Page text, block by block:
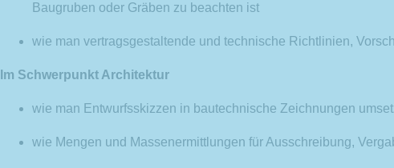
Baugruben oder Gräben zu beachten ist
wie man vertragsgestaltende und technische Richtlinien,
Im Schwerpunkt Architektur
wie man Entwurfsskizzen in bautechnische Zeichnungen
wie Mengen und Massenermittlungen für Ausschreibung,